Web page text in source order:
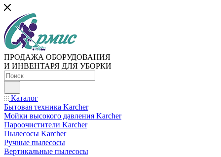
ПРОДАЖА ОБОРУДОВАНИЯ
И ИНВЕНТАРЯ ДЛЯ УБОРКИ
Каталог
Бытовая техника Karcher
Мойки высокого давления Karcher
Пароочистители Karcher
Пылесосы Karcher
Ручные пылесосы
Вертикальные пылесосы